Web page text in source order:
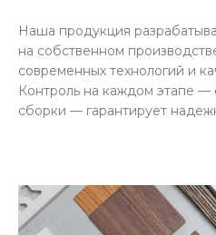
Наша продукция
на собственном
современных технологий и
Контроль на каждом этапе —
сборки — гарантирует